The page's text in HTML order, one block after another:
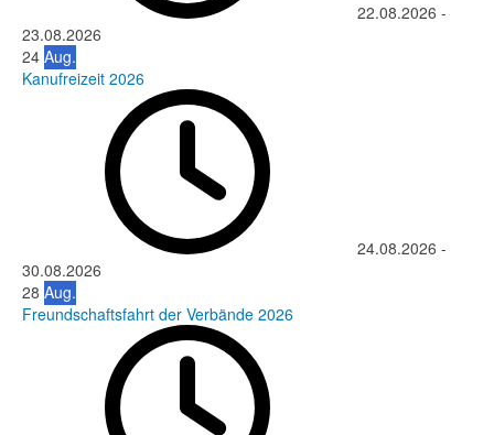
22.08.2026 -
23.08.2026
24 Aug.
Kanufreizeit 2026
24.08.2026 -
30.08.2026
28 Aug.
Freundschaftsfahrt der Verbände 2026